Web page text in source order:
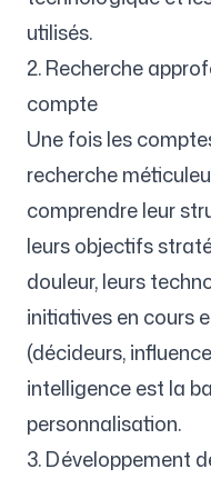
utilisés.
2. Recherche
compte
Une fois les
recherche
comprendre leur
leurs objectifs
douleur, leurs
initiatives en cours
(décideurs,
intelligence est la
personnalisation.
3. Développement